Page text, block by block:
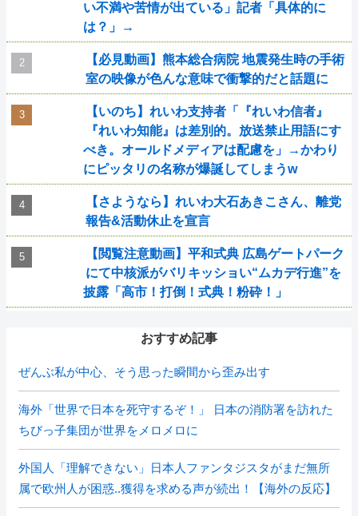
い不満や苦情が出ている」記者「具体的に
は？」→
【必見動画】熊本総合病院 地震発生時の手術
室の映像が色んな意味で衝撃的だと話題に
【いのち】れいわ支持者「『れいわ信者』
『れいわ知能』は差別的。放送禁止用語にす
べき。オールドメディアは配慮を」→かわり
にピッタリの名称が爆誕してしまうw
【さようなら】れいわ大石あきこさん、離党
報告&活動休止を宣言
【閲覧注意動画】平和式典 広島ゲートパーク
にて中核派がバリキッショい“ムカデ行進”を
披露「高市！打倒！式典！粉砕！」
おすすめ記事
ぜんぶ私が中心、そう思った瞬間から歪み出す
海外「世界で日本を死守するぞ！」 日本の消防署を訪れた
ちびっ子集団が世界をメロメロに
外国人「理解できない」日本人ファンタジスタがまだ無所
属で欧州人が困惑..獲得を求める声が続出！【海外の反応】